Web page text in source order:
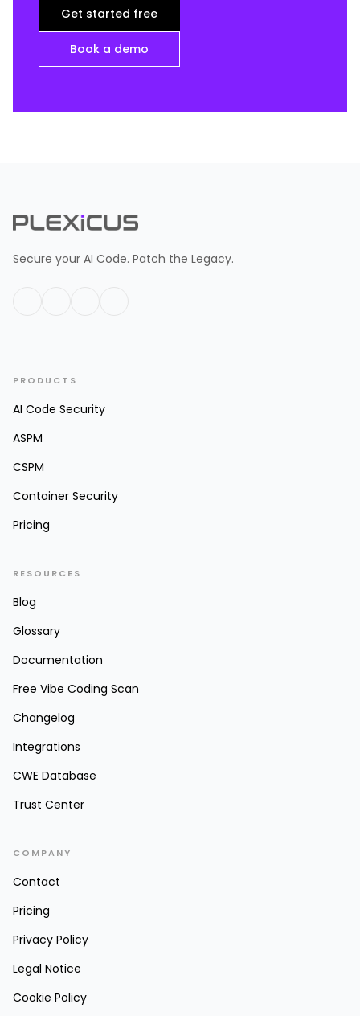
Get started free
Book a demo
Secure your AI Code. Patch the Legacy.
PRODUCTS
AI Code Security
ASPM
CSPM
Container Security
Pricing
RESOURCES
Blog
Glossary
Documentation
Free Vibe Coding Scan
Changelog
Integrations
CWE Database
Trust Center
COMPANY
Contact
Pricing
Privacy Policy
Legal Notice
Cookie Policy